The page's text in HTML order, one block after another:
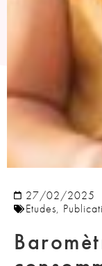
27/02/2025
Etudes,